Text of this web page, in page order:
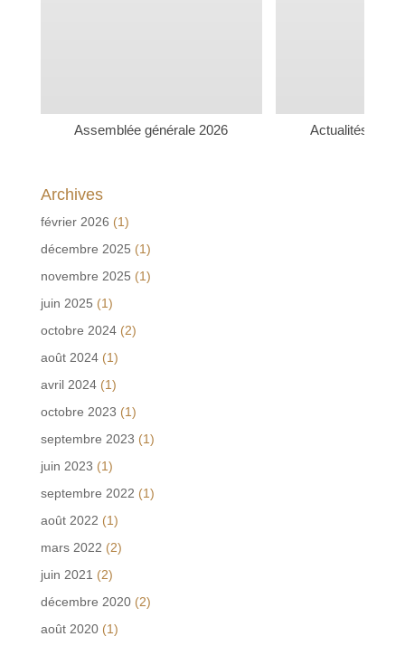
Assemblée générale 2026 Actualités
Archives
février 2026 (1)
décembre 2025 (1)
novembre 2025 (1)
juin 2025 (1)
octobre 2024(2)
août 2024(1)
avril 2024(1)
octobre 2023 (1)
septembre 2023 (1)
juin 2023 (1)
septembre 2022 (1)
août 2022 (1)
mars 2022 (2)
juin 2021 (2)
décembre 2020(2)
août 2020(1)